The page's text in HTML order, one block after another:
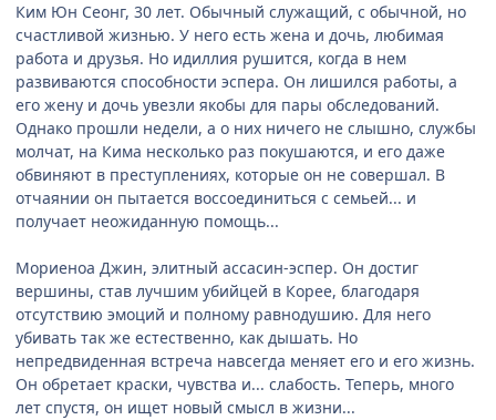
Ким Юн Сеонг, 30 лет. Обычный служащий, с обычной, но
счастливой жизнью. У него есть жена и дочь, любимая
работа и друзья. Но идиллия рушится, когда в нем
развиваются способности эспера. Он лишился работы, а
его жену и дочь увезли якобы для пары обследований.
Однако прошли недели, а о них ничего не слышно, службы
молчат, на Кима несколько раз покушаются, и его даже
обвиняют в преступлениях, которые он не совершал. В
отчаянии он пытается воссоединиться с семьей... и
получает неожиданную помощь...
Мориеноа Джин, элитный ассасин-эспер. Он достиг
вершины, став лучшим убийцей в Корее, благодаря
отсутствию эмоций и полному равнодушию. Для него
убивать так же естественно, как дышать. Но
непредвиденная встреча навсегда меняет его и его жизнь.
Он обретает краски, чувства и... слабость. Теперь, много
лет спустя, он ищет новый смысл в жизни...